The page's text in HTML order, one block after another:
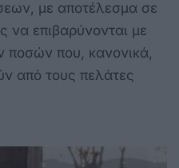
με αποτέλεσμα σε
να επιβαρύνονται με
ποσών που, κανονικά,
από τους πελάτες